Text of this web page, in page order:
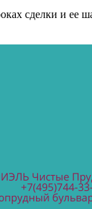
сделки и ее